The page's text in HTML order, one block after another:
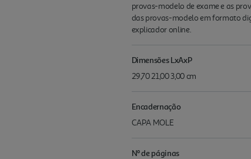
provas-modelo de exame e as
das provas-modelo em formato
explicador online.
Dimensões LxAxP
29,70 21,00 3,00 cm
Encadernação
CAPA MOLE
Nº de páginas